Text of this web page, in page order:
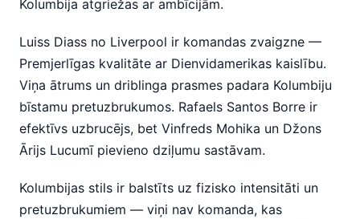
Kolumbija atgriežas ar ambīcijām.
Luiss Diass no Liverpool ir komandas zvaigzne —
Premjerlīgas kvalitāte ar Dienvidamerikas kaislību.
Viņa ātrums un driblinga prasmes padara Kolumbiju
bīstamu pretuzbrukumos. Rafaels Santos Borre ir
efektīvs uzbrucējs, bet Vinfreds Mohika un Džons
Ārijs Lucumī pievieno dziļumu sastāvam.
Kolumbijas stils ir balstīts uz fizisko intensitāti un
pretuzbrukumiem — viņi nav komanda, kas